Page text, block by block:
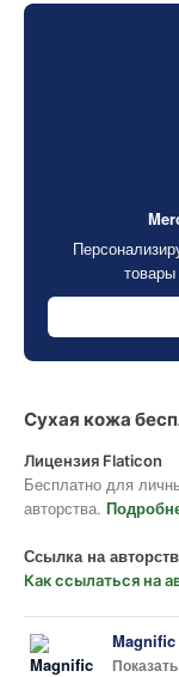
Сухая кожа
Лицензия Flaticon
Бесплатно для
авторства.
Ссылка на
Как ссылаться на
Magnific